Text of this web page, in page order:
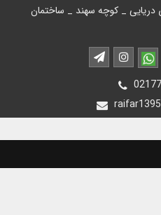
_ کوچه سهند _ ساختمان